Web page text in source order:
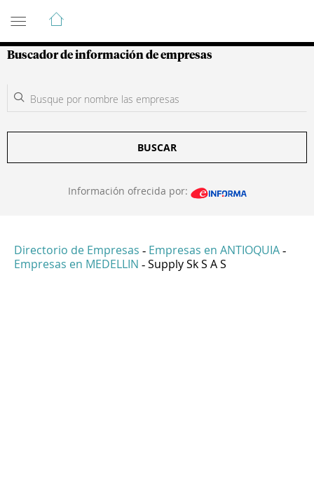
Guía de Empresas Colombianas
Buscador de información de empresas
BUSCAR
Información ofrecida por:
Directorio de Empresas - Empresas en ANTIOQUIA -
Empresas en MEDELLIN - Supply Sk S A S